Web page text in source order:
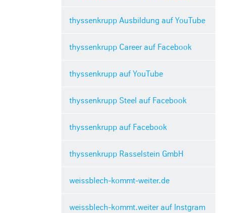
thyssenkrupp Ausbildung auf YouTube
thyssenkrupp Career auf Facebook
thyssenkrupp auf YouTube
thyssenkrupp Steel auf Facebook
thyssenkrupp auf Facebook
thyssenkrupp Rasselstein GmbH
weissblech-kommt-weiter.de
weissblech-kommt.weiter auf Instgram